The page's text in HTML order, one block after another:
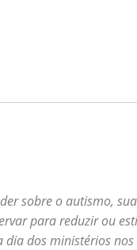
sobre o autismo,
para reduzir ou
dos ministérios